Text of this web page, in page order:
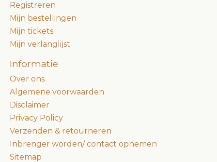
Registreren
Mijn bestellingen
Mijn tickets
Mijn verlanglijst
Informatie
Over ons
Algemene voorwaarden
Disclaimer
Privacy Policy
Verzenden & retourneren
Inbrenger worden/ contact opnemen
Sitemap